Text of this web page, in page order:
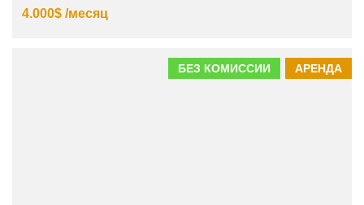
4.000$ /месяц
АРЕНДА
БЕЗ КОМИССИИ